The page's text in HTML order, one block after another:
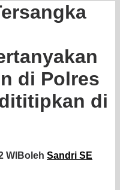
di Polres
di
WIBoleh Sandri SE